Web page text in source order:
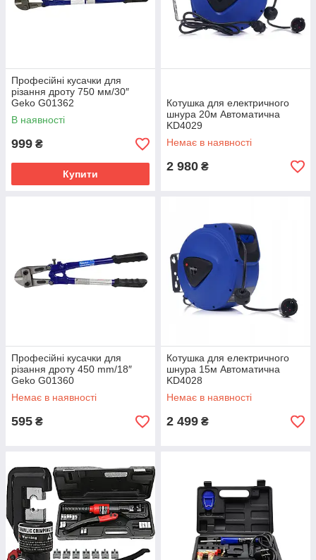
Професійні кусачки для
різання дроту 750 мм/30″
Geko G01362
В наявності
999 ₴
Купити
Котушка для електричного
шнура 20м Автоматична
KD4029
Немає в наявності
2 980 ₴
Професійні кусачки для
різання дроту 450 mm/18″
Geko G01360
Немає в наявності
595 ₴
Котушка для електричного
шнура 15м Автоматична
KD4028
Немає в наявності
2 499 ₴